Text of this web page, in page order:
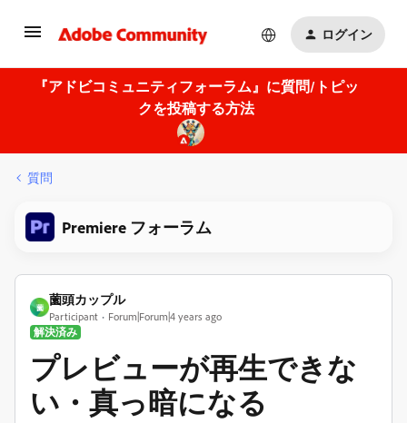
ログイン
『アドビコミュニティフォーラム』に質問/トピッ
クを投稿する方法
質問
Premiere フォーラム
薗
薗頭カップル
Participant
Forum|Forum|4 years ago
解決済み
プレビューが再生できな
い・真っ暗になる